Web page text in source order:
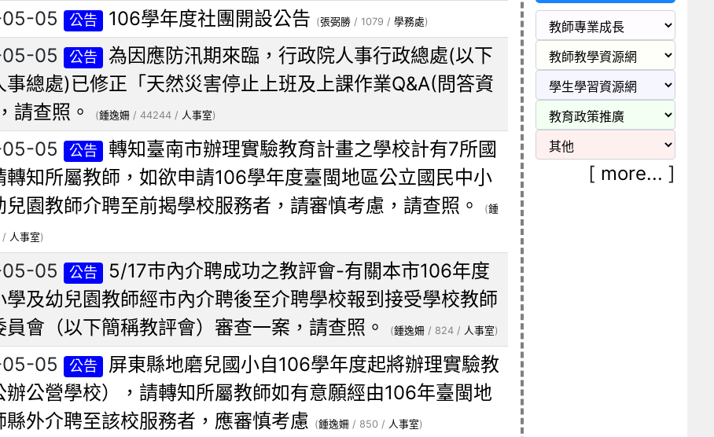
05 公告 106學年度社團開設公告 (張弼勝 / 1079 /學務處)
05 公告
為因應防汛期來臨，行政院人事行政總處(以下
事總處)已修正「天然災害停止上班及上課作業Q&A(問答資
請查照。
(鍾逸姍/ 44244 / 人事室)
05 公告
轉知臺南市辦理實驗教育計畫之學校計有7所國
轉知所屬教師，如欲申請106學年度臺閩地區公立國民中小
兒園教師介聘至前揭學校服務者，請審慎考慮，請查照。
(鍾
/ 人事室)
05 公告
5/17巿內介聘成功之教評會-有關本市106年度
學及幼兒園教師經市內介聘後至介聘學校報到接受學校教師
員會（以下簡稱教評會）審查一案，請查照。
(鍾逸姍/ 824 / 人事室)
05 公告
屏東縣地磨兒國小自106學年度起將辦理實驗教
辦公營學校），請轉知所屬教師如有意願經由106年臺閩地
縣外介聘至該校服務者，應審慎考慮 (鍾逸姍/ 850 / 人事室)
[ more... ]